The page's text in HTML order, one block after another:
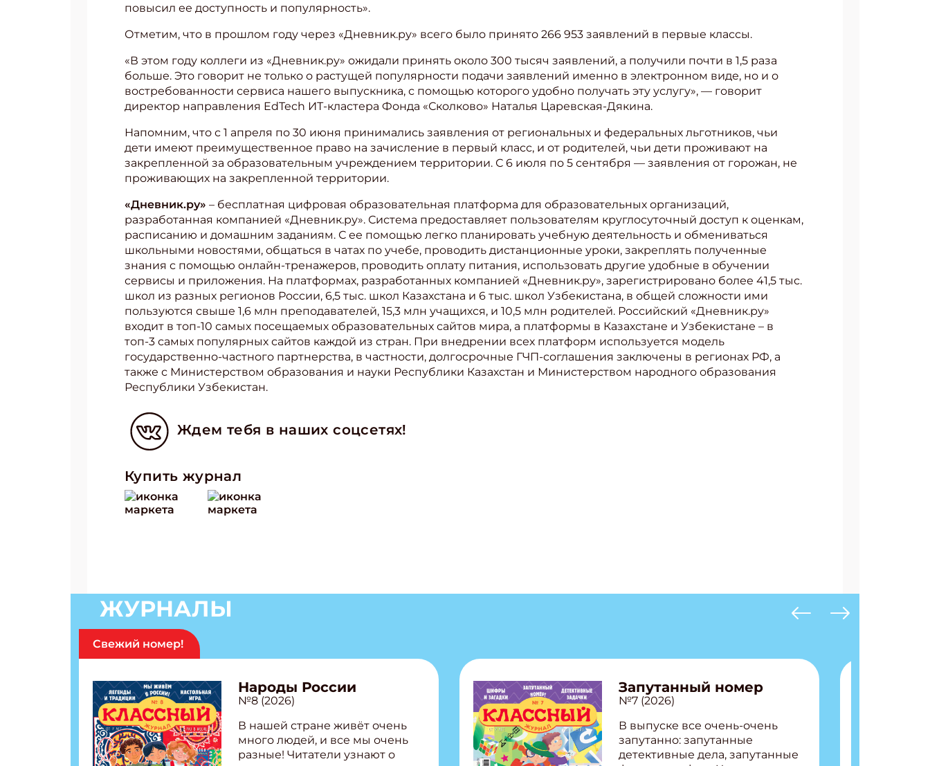
повысил ее доступность и популярность».
Отметим, что в прошлом году через «Дневник.ру» всего было принято 266 953 заявлений в первые классы.
«В этом году коллеги из «Дневник.ру» ожидали принять около 300 тысяч заявлений, а получили почти в 1,5 раза
больше. Это говорит не только о растущей популярности подачи заявлений именно в электронном виде, но и о
востребованности сервиса нашего выпускника, с помощью которого удобно получать эту услугу», — говорит
директор направления EdTech ИТ-кластера Фонда «Сколково» Наталья Царевская-Дякина.
Напомним, что с 1 апреля по 30 июня принимались заявления от региональных и федеральных льготников, чьи
дети имеют преимущественное право на зачисление в первый класс, и от родителей, чьи дети проживают на
закрепленной за образовательным учреждением территории. С 6 июля по 5 сентября — заявления от горожан, не
проживающих на закрепленной территории.
«Дневник.ру» – бесплатная цифровая образовательная платформа для образовательных организаций,
разработанная компанией «Дневник.ру». Система предоставляет пользователям круглосуточный доступ к оценкам,
расписанию и домашним заданиям. С ее помощью легко планировать учебную деятельность и обмениваться
школьными новостями, общаться в чатах по учебе, проводить дистанционные уроки, закреплять полученные
знания с помощью онлайн-тренажеров, проводить оплату питания, использовать другие удобные в обучении
сервисы и приложения. На платформах, разработанных компанией «Дневник.ру», зарегистрировано более 41,5 тыс.
школ из разных регионов России, 6,5 тыс. школ Казахстана и 6 тыс. школ Узбекистана, в общей сложности ими
пользуются свыше 1,6 млн преподавателей, 15,3 млн учащихся, и 10,5 млн родителей. Российский «Дневник.ру»
входит в топ-10 самых посещаемых образовательных сайтов мира, а платформы в Казахстане и Узбекистане – в
топ-3 самых популярных сайтов каждой из стран. При внедрении всех платформ используется модель
государственно-частного партнерства, в частности, долгосрочные ГЧП-соглашения заключены в регионах РФ, а
также с Министерством образования и науки Республики Казахстан и Министерством народного образования
Республики Узбекистан.
Ждем тебя в наших соцсетях!
Купить журнал
ЖУРНАЛЫ
Свежий номер!
Народы России
№8 (2026)
В нашей стране живёт очень
много людей, и все мы очень
разные! Читатели узнают о
Запутанный номер
№7 (2026)
В выпуске все очень-очень
запутанно: запутанные
детективные дела, запутанные